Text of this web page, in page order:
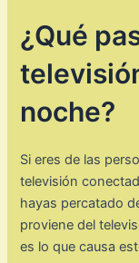
¿Qué
noche?
Si eres de las
televisión
hayas percatado
proviene del
es lo que causa